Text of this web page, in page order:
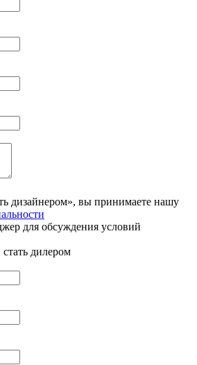
дизайнером», вы принимаете нашу
для обсуждения условий
стать дилером